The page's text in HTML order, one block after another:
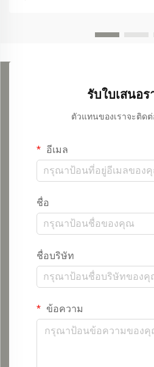
รับใบเสนอ
ตัวแทนของเราจะติด
อีเมล
ชื่อ
ชื่อบริษัท
ข้อความ